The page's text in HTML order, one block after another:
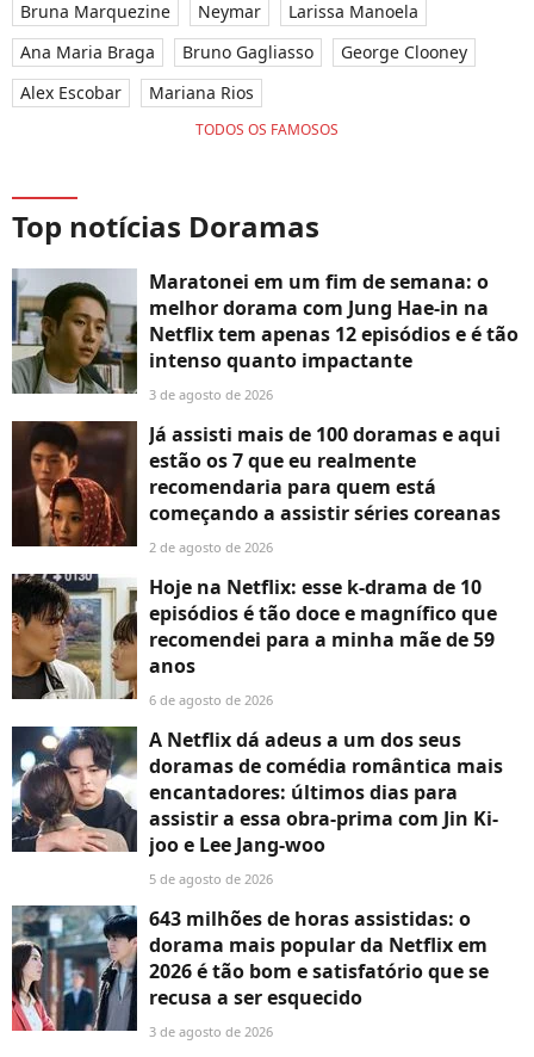
Bruna Marquezine Neymar
Larissa Manoela
Ana Maria Braga
Bruno Gagliasso
George Clooney
Alex Escobar
Mariana Rios
TODOS OS FAMOSOS
Top notícias Doramas
Maratonei em um fim de semana: o
melhor dorama com Jung Hae-in na
Netflix tem apenas 12 episódios e é tão
intenso quanto impactante
3 de agosto de 2026
Já assisti mais de 100 doramas e aqui
estão os 7 que eu realmente
recomendaria para quem está
começando a assistir séries coreanas
2 de agosto de 2026
Hoje na Netflix: esse k-drama de 10
episódios é tão doce e magnífico que
recomendei para a minha mãe de 59
anos
6 de agosto de 2026
A Netflix dá adeus a um dos seus
doramas de comédia romântica mais
encantadores: últimos dias para
assistir a essa obra-prima com Jin Ki-
joo e Lee Jang-woo
5 de agosto de 2026
643 milhões de horas assistidas: o
dorama mais popular da Netflix em
2026 é tão bom e satisfatório que se
recusa a ser esquecido
3 de agosto de 2026